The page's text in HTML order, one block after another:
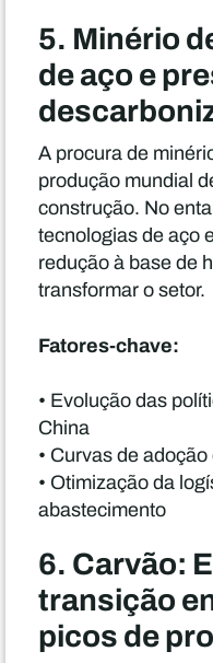
5. Minério
de aço e
A procura de
produção mundial
construção. No
tecnologias de aço
redução à base de
transformar o setor.
Fatores-chave:
• Evolução das
China
• Curvas de
• Otimização da
abastecimento
6. Carvão:
transição
picos de